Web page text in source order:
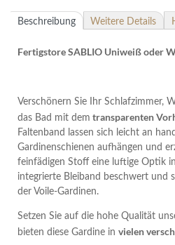
Beschreibung Weitere Details
Fertigstore SABLIO Uniweiß oder
Verschönern Sie Ihr Schlafzimmer,
das Bad mit dem transparenten
Faltenband lassen sich leicht an
Gardinenschienen aufhängen und
feinfädigen Stoff eine luftige Optik
integrierte Bleiband beschwert und
der Voile-Gardinen.
Setzen Sie auf die hohe Qualität
bieten diese Gardine in vielen